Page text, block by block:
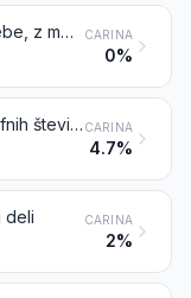
Vozički za invalidne osebe, z motornim ali drugačnim mehanskim pogonom ali brez takega pogona CARINA
0%
Deli in pribor vozil iz tarifnih številk 8711 do 8713 CARINA
4.7%
deli CARINA
2%